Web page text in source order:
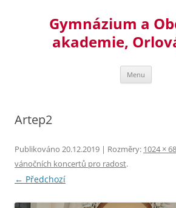
Gymnázium a
akademie,
Menu
Artep2
Publikováno 20.12.2019 | Rozměry: 1024 ×
vánočních koncertů pro radost.
← Předchozí